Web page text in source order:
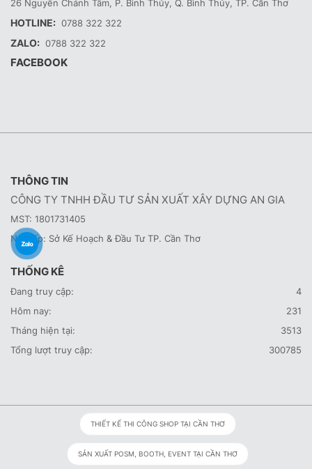
26 Nguyễn Chánh Tâm, P. Bình Thủy, Q. Bình Thủy, TP. Cần Thơ
HOTLINE: 0788 322 322
ZALO: 0788 322 322
FACEBOOK
THÔNG TIN
CÔNG TY TNHH ĐẦU TƯ SẢN XUẤT XÂY DỰNG AN GIA
MST: 1801731405
Nơi cấp: Sở Kế Hoạch & Đầu Tư TP. Cần Thơ
THỐNG KÊ
Đang truy cập:
4
Hôm nay:
231
Tháng hiện tại:
3513
Tổng lượt truy cập:
300785
THIẾT KẾ THI CÔNG SHOP TẠI CẦN THƠ
SẢN XUẤT POSM, BOOTH, EVENT TẠI CẦN THƠ